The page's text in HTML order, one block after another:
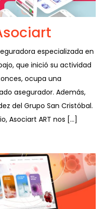
especializada en
que inició su actividad
ocupa una
asegurador. Además,
del Grupo San Cristóbal.
Asociart ART nos […]